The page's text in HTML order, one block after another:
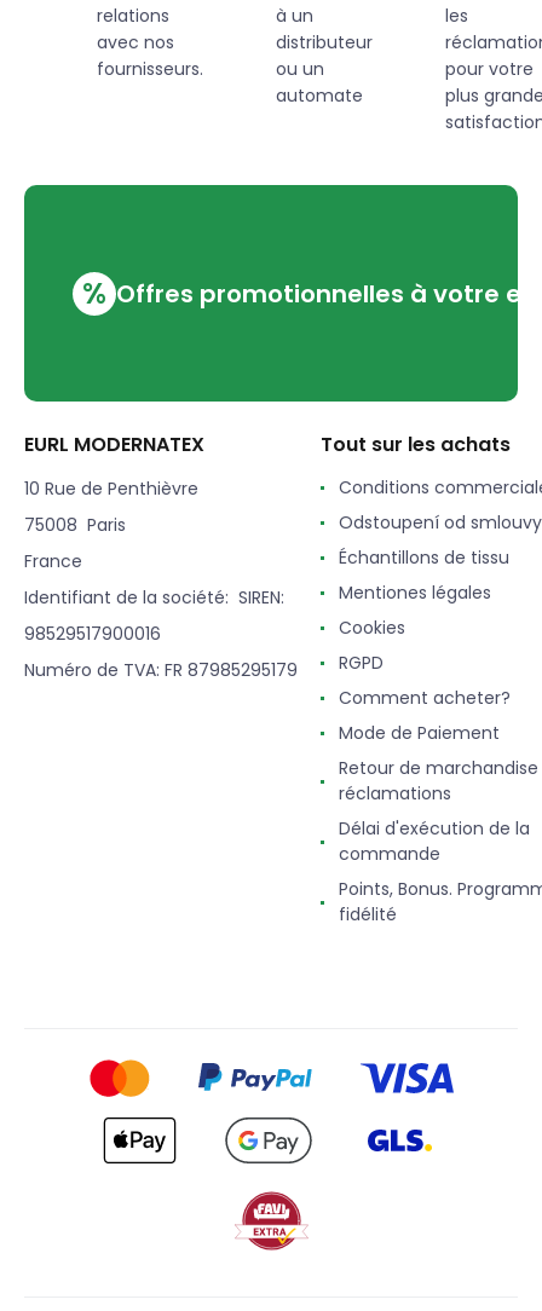
relations
avec nos
fournisseurs.
à un
distributeur
ou un
automate
les
pour votre
plus
% Offres promotionnelles à votre
EURL MODERNATEX
10 Rue de Penthièvre
75008 Paris
France
Identifiant de la société: SIREN:
98529517900016
Numéro de TVA: FR 87985295179
Tout sur les achats
Conditions
Odstoupení od smlouvy
Échantillons de tissu
Mentiones légales
Cookies
RGPD
Comment acheter?
Mode de Paiement
Retour de
réclamations
Délai d'exécution de la
commande
Points, Bonus.
fidélité